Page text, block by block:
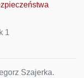
1
Szajerka.